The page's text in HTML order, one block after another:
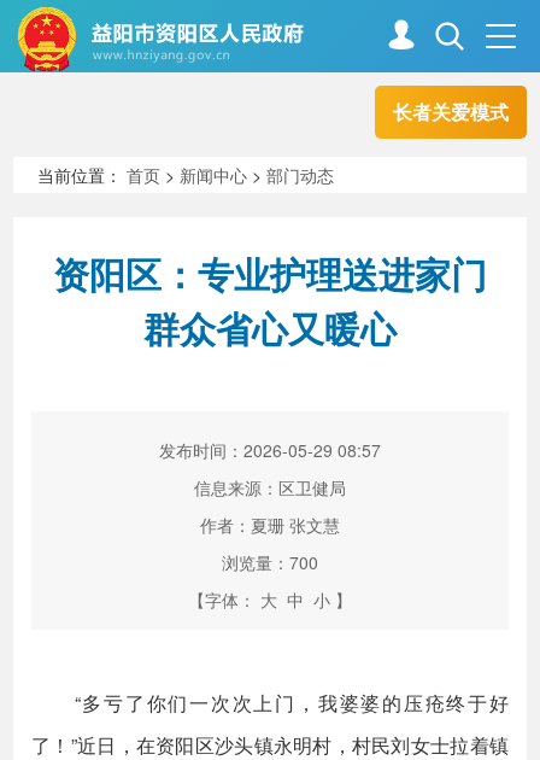
长者关爱模式
走进资阳
新闻中心 解读回应
高效办成一件事
当前位置：首页 > 新闻中心 >部门动态
资阳区：专业护理送进家门
群众省心又暖心
发布时间：2026-05-29 08:57
信息来源：区卫健局
作者：夏珊 张文慧
浏览量： 700
【字体： 大 中 小 】
“多亏了你们一次次上门，我婆婆的压疮终于好
了！”近日，在资阳区沙头镇永明村，村民刘女士拉着镇